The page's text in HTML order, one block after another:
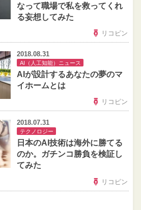
なって職場で私を救ってくれ
る妄想してみた
リコピン
2018.08.31
AI（人工知能）ニュース
AIが設計するあなたの夢のマ
イホームとは
リコピン
2018.07.31
テクノロジー
日本のAI技術は海外に勝てる
のか。ガチンコ勝負を検証し
てみた
リコピン